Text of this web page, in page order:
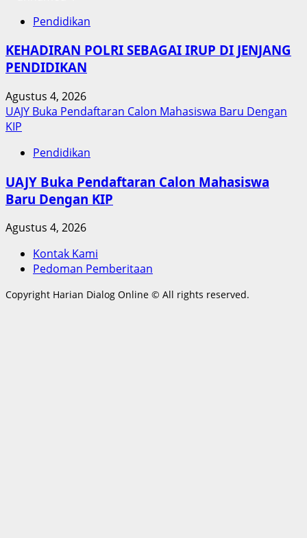
Pendidikan
KEHADIRAN POLRI SEBAGAI IRUP DI JENJANG
PENDIDIKAN
Agustus 4, 2026
UAJY Buka Pendaftaran Calon Mahasiswa Baru Dengan
KIP
Pendidikan
UAJY Buka Pendaftaran Calon Mahasiswa
Baru Dengan KIP
Agustus 4, 2026
Kontak Kami
Pedoman Pemberitaan